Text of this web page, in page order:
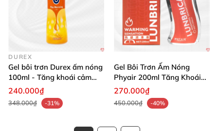
DUREX
Gel bôi trơn Durex ấm nóng
100ml - Tăng khoái cảm
đặc biệt
240.000₫
348.000₫ -31%
Gel Bôi Trơn Ấm Nóng
Phyair 200ml Tăng Khoái
Cảm, Êm Dịu
270.000₫
450.000₫ -40%